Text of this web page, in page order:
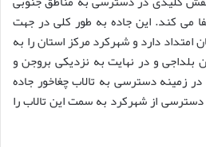
می کند. این جاده به طور کلی در جهت
دارد و شهرکرد مرکز استان را به
بلداجی و در نهایت به نزدیکی بروجن و
زمینه دسترسی به تالاب چغاخور جاده
دسترسی از شهرکرد به سمت این تالاب را